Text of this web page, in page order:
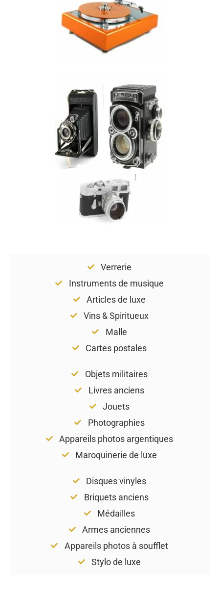
Verrerie
Instruments de musique
Articles de luxe
Vins & Spiritueux
Malle
Cartes postales
Objets militaires
Livres anciens
Jouets
Photographies
Appareils photos argentiques
Maroquinerie de luxe
Disques vinyles
Briquets anciens
Médailles
Armes anciennes
Appareils photos à soufflet
Stylo de luxe